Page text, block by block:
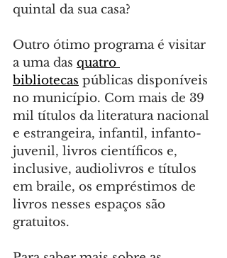
quintal da sua casa?
Outro ótimo programa é visitar
a uma das quatro
bibliotecas públicas disponíveis
no município. Com mais de 39
mil títulos da literatura nacional
e estrangeira, infantil, infanto-
juvenil, livros científicos e,
inclusive, audiolivros e títulos
em braile, os empréstimos de
livros nesses espaços são
gratuitos.